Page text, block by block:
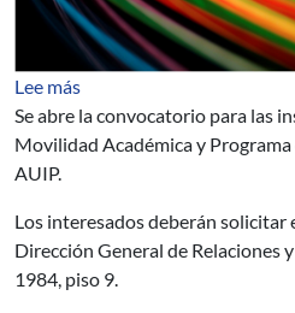
Lee más
Se abre la convocatorio para las
Movilidad Académica y
AUIP.
Los interesados deberán solicitar
Dirección General de Relaciones
1984, piso 9.